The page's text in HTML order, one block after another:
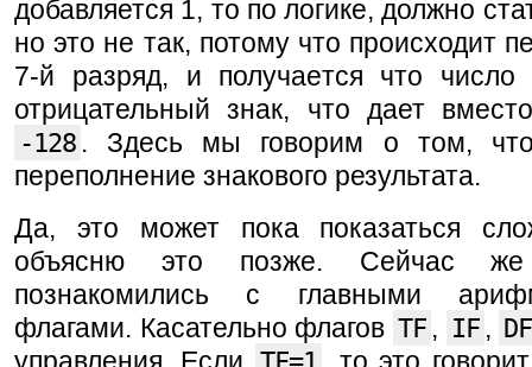
добавляется 1, то по логике, должно
но это не так, потому что происходит
7-й разряд, и получается что число
отрицательный знак, что дает
-128 . Здесь мы говорим о том,
переполнение знакового результата.
Да, это может пока показаться
объясню это позже. Сейчас
познакомились с главными
флагами. Касательно флагов TF , IF , DF